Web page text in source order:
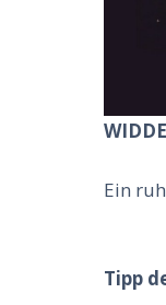
Ein
Tipp